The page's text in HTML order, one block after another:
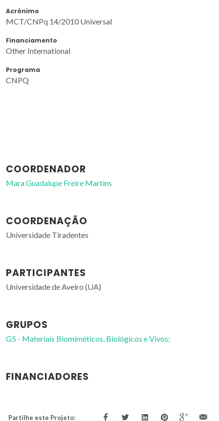
Acrónimo
MCT/CNPq 14/2010 Universal
Financiamento
Other International
Programa
CNPQ
COORDENADOR
Mara Guadalupe Freire Martins
COORDENAÇÃO
Universidade Tiradentes
PARTICIPANTES
Universidade de Aveiro (UA)
GRUPOS
G5 - Materiais Biomiméticos, Biológicos e Vivos;
FINANCIADORES
Partilhe este Projeto: